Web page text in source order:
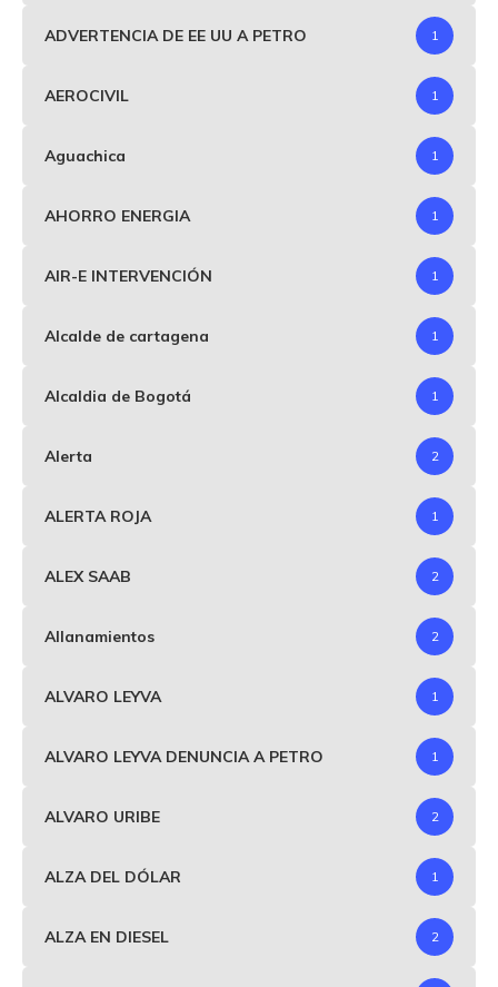
ADVERTENCIA DE EE UU A PETRO 1
AEROCIVIL 1
Aguachica 1
AHORRO ENERGIA 1
AIR-E INTERVENCIÓN 1
Alcalde de cartagena 1
Alcaldia de Bogotá 1
Alerta 2
ALERTA ROJA 1
ALEX SAAB 2
Allanamientos 2
ALVARO LEYVA 1
ALVARO LEYVA DENUNCIA A PETRO 1
ALVARO URIBE 2
ALZA DEL DÓLAR 1
ALZA EN DIESEL 2